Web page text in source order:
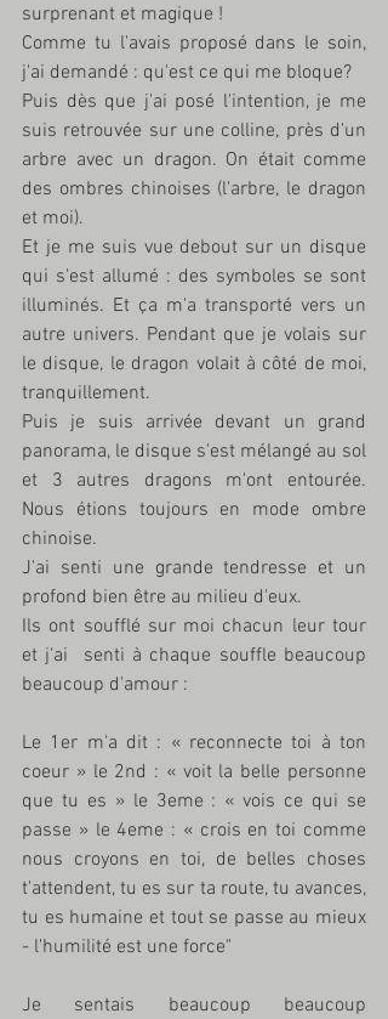
surprenant et magique !
Comme tu l'avais proposé dans le soin,
j'ai demandé : qu'est ce qui me bloque?
Puis dès que j'ai posé l'intention, je me
suis retrouvée sur une colline, près d'un
arbre avec un dragon. On était comme
des ombres chinoises (l'arbre, le dragon
et moi).
Et je me suis vue debout sur un disque
qui s'est allumé : des symboles se sont
illuminés. Et ça m'a transporté vers un
autre univers. Pendant que je volais sur
le disque, le dragon volait à côté de moi,
tranquillement.
Puis je suis arrivée devant un grand
panorama, le disque s'est mélangé au sol
et 3 autres dragons m'ont entourée.
Nous étions toujours en mode ombre
chinoise.
J'ai senti une grande tendresse et un
profond bien être au milieu d'eux.
Ils ont soufflé sur moi chacun leur tour
et j'ai  senti à chaque souffle beaucoup
beaucoup d'amour :
Le 1er m'a dit : « reconnecte toi à ton
coeur » le 2nd : « voit la belle personne
que tu es » le 3eme : « vois ce qui se
passe » le 4eme : « crois en toi comme
nous croyons en toi, de belles choses
t'attendent, tu es sur ta route, tu avances,
tu es humaine et tout se passe au mieux
- l'humilité est une force"
Je sentais beaucoup beaucoup